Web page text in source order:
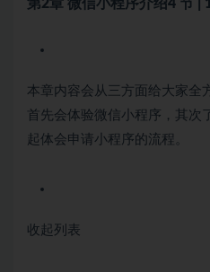
第2章 微信小程序介绍4 节 |
本章内容会从三方面给大家全
首先会体验微信小程序，其次
起体会申请小程序的流程。
收起列表